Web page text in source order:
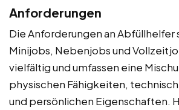
Anforderungen
Die Anforderungen an Abfüllhelfer
Minijobs, Nebenjobs und
vielfältig und umfassen eine
physischen Fähigkeiten,
und persönlichen Eigenschaften.